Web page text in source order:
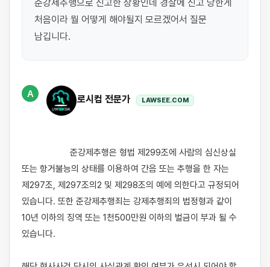
준강제추행으로 신고한 상황인데 경찰에 신고 당한게
처음이라 뭘 어떻게 해야될지 모르겠어서 질문
남깁니다.
A
로시컴 전문가 LAWSEE.COM
또는 항거불능의 상태를 이용하여 간음 또는 추행을 한 자는
제297조, 제297조의2 및 제298조의 예에 의한다고 규정되어
있습니다. 또한 준강제추행죄는 강제추행죄의 법정형과 같이
10년 이하의 징역 또는 1천500만원 이하의 벌금이 부과 될 수
있습니다.